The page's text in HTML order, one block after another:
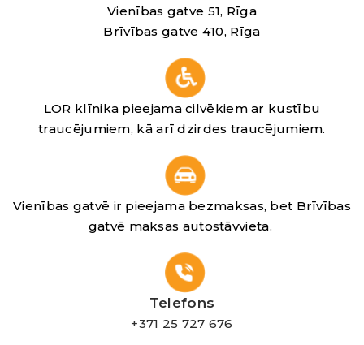
Vienības gatve 51, Rīga
Brīvības gatve 410, Rīga
LOR klīnika pieejama cilvēkiem ar kustību
traucējumiem, kā arī dzirdes traucējumiem.
Vienības gatvē ir pieejama bezmaksas, bet Brīvības
gatvē maksas autostāvvieta.
Telefons
+371 25 727 676